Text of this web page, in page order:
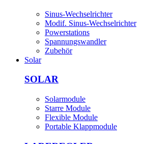
Sinus-Wechselrichter
Modif. Sinus-Wechselrichter
Powerstations
Spannungswandler
Zubehör
Solar
SOLAR
Solarmodule
Starre Module
Flexible Module
Portable Klappmodule